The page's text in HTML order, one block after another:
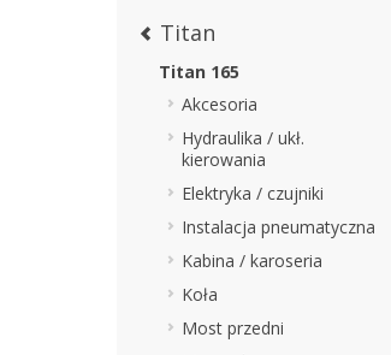
Titan
Titan 165
Akcesoria
Hydraulika / ukł.
kierowania
Elektryka / czujniki
Instalacja pneumatyczna
Kabina / karoseria
Koła
Most przedni